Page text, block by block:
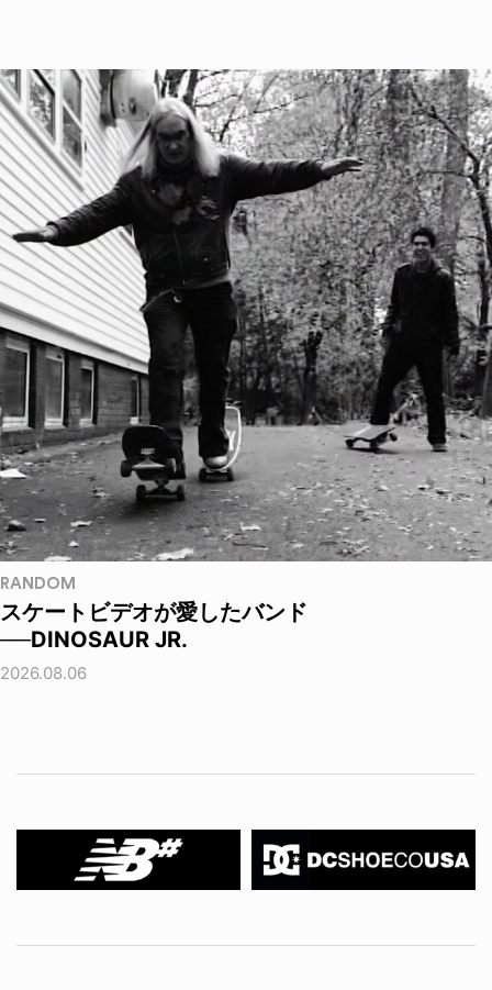
RANDOM
スケートビデオが愛したバンド
──DINOSAUR JR.
2026.08.06